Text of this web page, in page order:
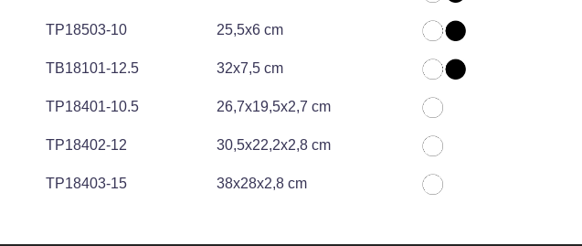
TP18503-10 25,5x6 cm
TB18101-12.5 32x7,5 cm
TP18401-10.5 26,7x19,5x2,7 cm
TP18402-12 30,5x22,2x2,8 cm
TP18403-15 38x28x2,8 cm